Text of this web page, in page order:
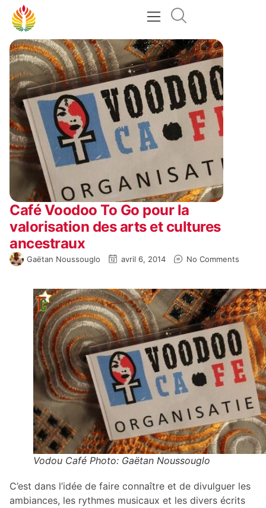
Café Voodoo To Go pour la
valorisation des arts et cultures
ancestraux
Gaëtan Noussouglo avril 6, 2014 No Comments
Vodou Café Photo: Gaëtan Noussouglo
C’est dans l’idée de faire connaître et de divulguer les
ambiances, les rythmes musicaux et les divers écrits